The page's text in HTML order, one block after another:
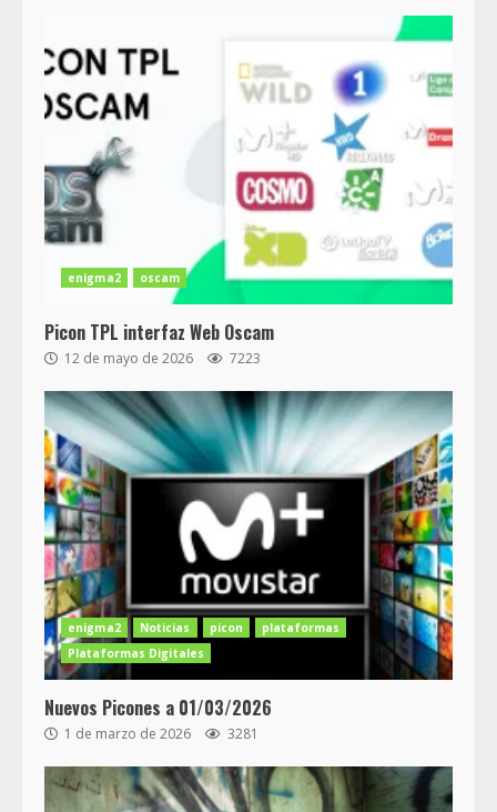
enigma2 oscam
Picon TPL interfaz Web Oscam
12 de mayo de 2026 7223
enigma2 Noticias picon
plataformas
Plataformas Digitales
Nuevos Picones a 01/03/2026
1 de marzo de 2026 3281